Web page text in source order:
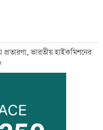
প্রতারণা, ভারতীয় হাইকমিশনের
ঝরেছে ৪১৬ প্রাণ